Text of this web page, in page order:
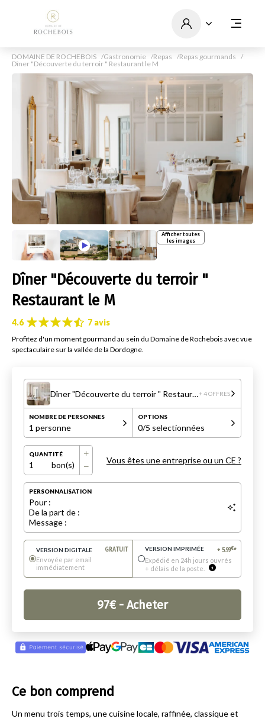
DOMAINE DE ROCHEBOIS Gastronomie Repas
Repas gourmands
Dîner "Découverte du terroir " Restaurant le M
Afficher toutes
les images
Dîner "Découverte du terroir "
Restaurant le M
4.6 7 avis
Profitez d'un moment gourmand au sein du Domaine de Rochebois avec vue
spectaculaire sur la vallée de la Dordogne.
Dîner "Découverte du terroir " Restaurant le M+ 4 OFFRES
NOMBRE DE PERSONNES
1 personne
OPTIONS
0/5 selectionnées
QUANTITÉ
1 bon(s) Vous êtes une entreprise ou un CE ?
PERSONNALISATION
Pour :
De la part de :
Message :
VERSION DIGITALE GRATUIT
Envoyée par email
immédiatement
VERSION IMPRIMÉE + 5.99€*
Expédié en 24h jours ouvrés
+ délais de la poste.
97€- Acheter
Ce bon comprend
Un menu trois temps, une cuisine locale, raffinée, classique et